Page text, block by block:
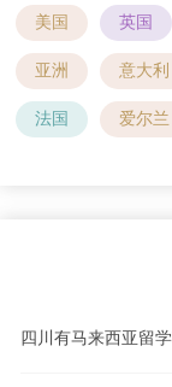
美国 英国
亚洲 意大利
法国 爱尔兰